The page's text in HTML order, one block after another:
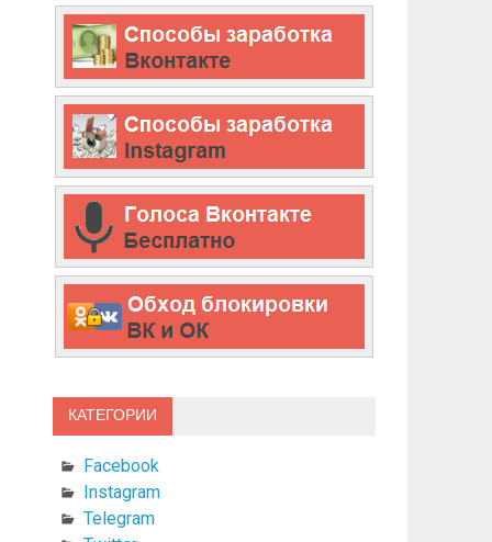
КАТЕГОРИИ
Facebook
Instagram
Telegram